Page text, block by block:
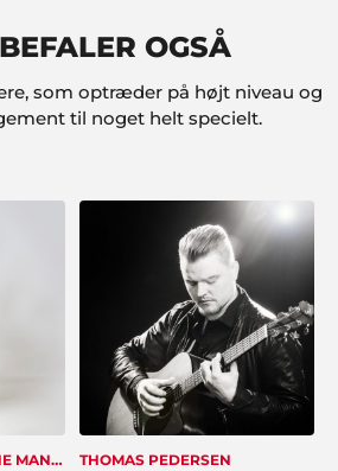
OGSÅ
som optræder på højt niveau og
til noget helt specielt.
NICKI JACK SOLO & ONE MAN BAND THOMAS PEDERSEN